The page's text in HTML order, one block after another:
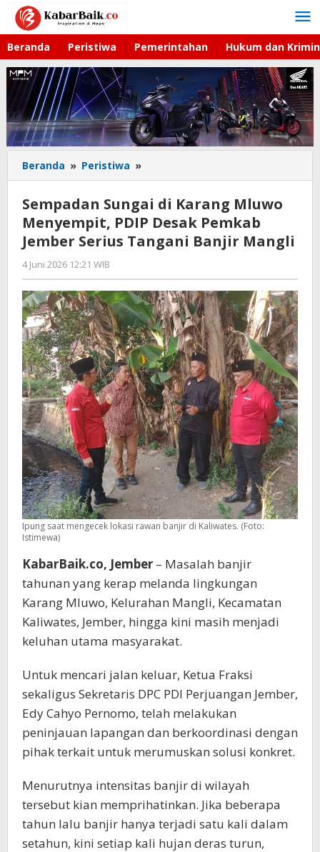
Lewati
konten
Beranda Peristiwa Pemerintahan Hukum dan
Beranda » Peristiwa »
Sungai
di
Karang
Mluwo
Menyempit,
Jember
Serius
Tangani
Banjir
Mangli
Sempadan Sungai di Karang Mluwo
Menyempit, PDIP Desak Pemkab
Jember Serius Tangani Banjir Mangli
4 Juni 2026 12:21 WIB
Faisal
Ipung saat mengecek lokasi rawan banjir di Kaliwates. (Foto:
Istimewa)
KabarBaik.co, Jember – Masalah banjir
tahunan yang kerap melanda lingkungan
Karang Mluwo, Kelurahan Mangli, Kecamatan
Kaliwates, Jember, hingga kini masih menjadi
keluhan utama masyarakat.
Untuk mencari jalan keluar, Ketua Fraksi
sekaligus Sekretaris DPC PDI Perjuangan Jember,
Edy Cahyo Pernomo, telah melakukan
peninjauan lapangan dan berkoordinasi dengan
pihak terkait untuk merumuskan solusi konkret.
Menurutnya intensitas banjir di wilayah
tersebut kian memprihatinkan. Jika beberapa
tahun lalu banjir hanya terjadi satu kali dalam
setahun, kini setiap kali hujan deras turun,